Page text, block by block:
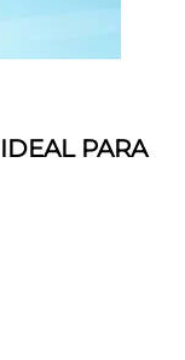
PARA